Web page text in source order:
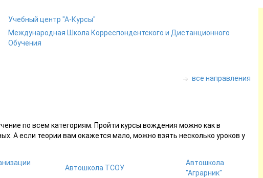
Учебный центр "А-Курсы"
Международная Школа Корреспондентского и Дистанционного
Обучения
все направления
по всем категориям. Пройти курсы вождения можно как в
А если теории вам окажется мало, можно взять несколько уроков у
Автошкола ТСОУ
Автошкола
"Аграрник"